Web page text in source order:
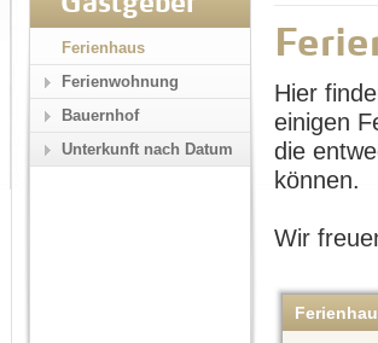
Hier
einigen
die
können.
Wir
Ferienhaus
Ferienwohnung
Bauernhof
Unterkunft nach Datum